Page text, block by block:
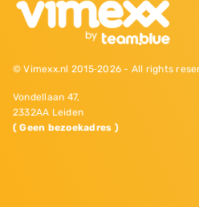
© Vimexx.nl 2015‐2026 - All rights
Vondellaan 47,
2332AA Leiden
( Geen bezoekadres )